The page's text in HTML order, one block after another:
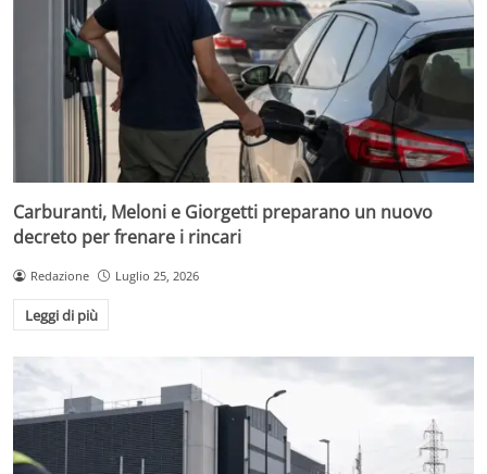
Carburanti, Meloni e Giorgetti preparano un nuovo
decreto per frenare i rincari
Redazione Luglio 25, 2026
Leggi di più